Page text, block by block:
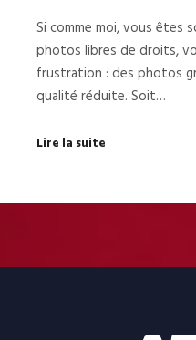
Si comme moi, vous êtes
photos libres de droits,
frustration : des photos
qualité réduite. Soit…
Lire la suite